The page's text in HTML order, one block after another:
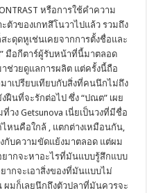
หรือการใช้คำความ
ตัวของเกทสึโนวาไปแล้ว รวมถึง
ะดุดหูเช่นเคยจากการตั้งชื่อและ
มือกีตาร์ผู้รับหน้าที่นี้มาตลอด
าช่วยดูแลการผลิต แต่ครั้งนี้ถือ
มาเปรียบเทียบกับสิ่งที่คนนึกไม่ถึง
ฝืนที่จะรักต่อไป ซึ่ง “ปณต” เผย
วง Getsunova เนี่ยเป็นวงที่มีชื่อ
หนคือใกล้ , แตกต่างเหมือนกัน,
งกับความขัดแย้งมาตลอด แต่ผม
ากจะหาอะไรที่มันแบบรู้สึกแบบ
ากจะเอาสิ่งของที่มันแบบไม่
มก็เลยนึกถึงตัวปลาที่มันควรจะ